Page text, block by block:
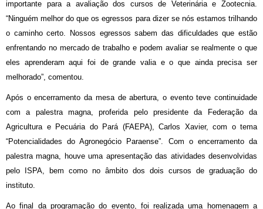
importante para a avaliação dos cursos de Veterinária e Zootecnia.
“Ninguém melhor do que os egressos para dizer se nós estamos trilhando
o caminho certo. Nossos egressos sabem das dificuldades que estão
enfrentando no mercado de trabalho e podem avaliar se realmente o que
eles aprenderam aqui foi de grande valia e o que ainda precisa ser
melhorado”, comentou.
Após o encerramento da mesa de abertura, o evento teve continuidade
com a palestra magna, proferida pelo presidente da Federação da
Agricultura e Pecuária do Pará (FAEPA), Carlos Xavier, com o tema
“Potencialidades do Agronegócio Paraense”. Com o encerramento da
palestra magna, houve uma apresentação das atividades desenvolvidas
pelo ISPA, bem como no âmbito dos dois cursos de graduação do
instituto.
Ao final da programação do evento, foi realizada uma homenagem a